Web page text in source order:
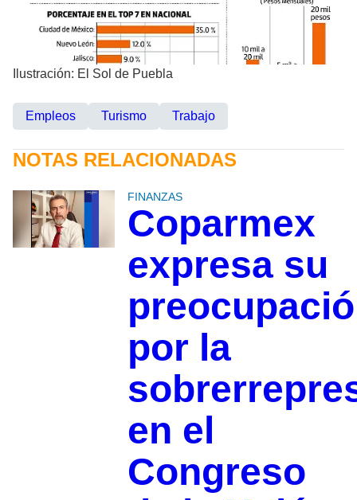
Ilustración: El Sol de Puebla
Empleos Turismo Trabajo
NOTAS RELACIONADAS
FINANZAS
Coparmex
expresa su
por la
en el
Congreso